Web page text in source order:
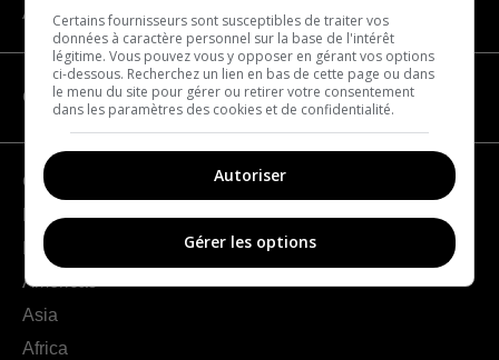
About us
CATEGORIES
Geography
France
Europe
Americas
Asia
Africa
Certains fournisseurs sont susceptibles de traiter vos
données à caractère personnel sur la base de l'intérêt
légitime. Vous pouvez vous y opposer en gérant vos options
ci-dessous. Recherchez un lien en bas de cette page ou dans
le menu du site pour gérer ou retirer votre consentement
dans les paramètres des cookies et de confidentialité.
Autoriser
Gérer les options